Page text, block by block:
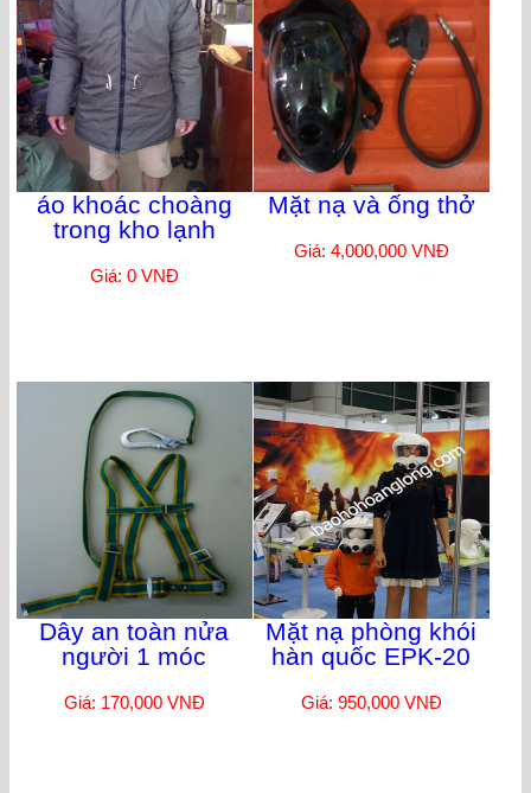
áo khoác choàng
trong kho lạnh
Giá: 0 VNĐ
Mặt nạ và ống thở
Giá: 4,000,000 VNĐ
Dây an toàn nửa
người 1 móc
Giá: 170,000 VNĐ
Mặt nạ phòng khói
hàn quốc EPK-20
Giá: 950,000 VNĐ